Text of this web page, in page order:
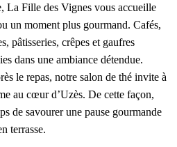
La Fille des Vignes vous accueille
un moment plus gourmand. Cafés,
pâtisseries, crêpes et gaufres
dans une ambiance détendue.
le repas, notre salon de thé invite à
au cœur d’Uzès. De cette façon,
de savourer une pause gourmande
terrasse.